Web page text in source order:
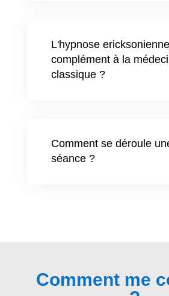
L'hypnose
complément à la
classique ?
Comment se déroule
séance ?
Comment me